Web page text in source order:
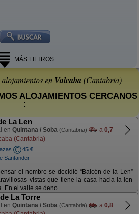
MÁS FILTROS
en Valcaba (Cantabria)
ALOJAMIENTOS CERCANOS
:
La Len
en Quintana / Soba (Cantabria) a 0,7
(Cantabria)
45 €
Santander
el nombre se decidió “Balcón de la Len”
vistas que tiene la casa hacia la len
En el valle se deno ...
La Torre
en Quintana / Soba (Cantabria) a 0,8